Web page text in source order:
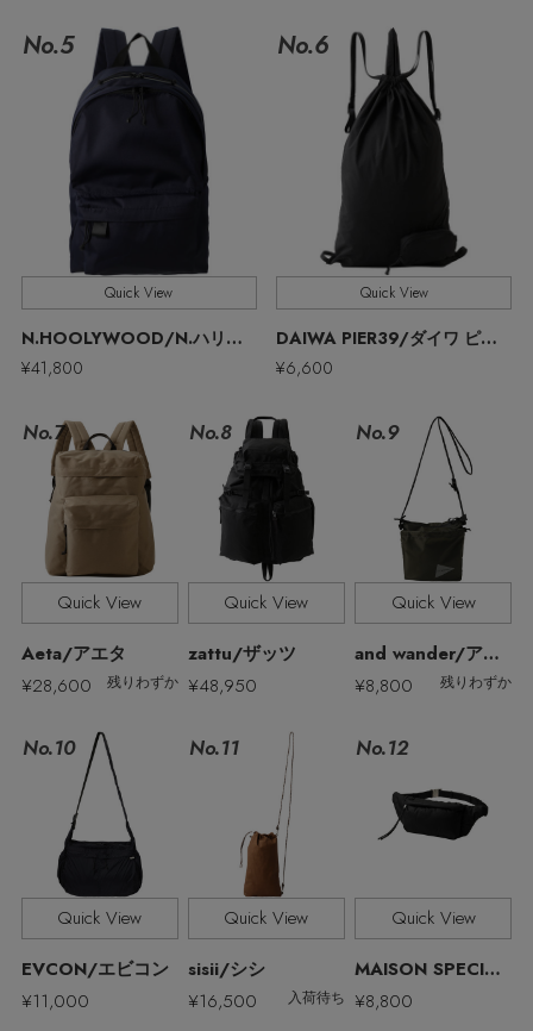
コート
ルームウェア
ボディバッグ・ウェストポーチ
クラッチバッグ
ボストンバッグ
スーツケース
スマートフォンケース・タブレットケース
アイウェア
ベルト
グローブ
レッグウェア
ポーチ
チャーム・ストラップ
その他(傘・ハンカチ・時計など)
バングル・ブレスレット
リング
コサージュ・ブローチ
アンクレット
チャーム
ウェア
シューズ
バッグ・小物
水着・スイムウェア
CONTENTS
特集一覧
NEW IN BRAND
BRAND NEWS
HOT STYLE
メルマガ PICKUP
No.5
Quick View
N.HOOLYWOOD/N.ハリウッド
¥41,800
No.6
Quick View
DAIWA PIER39/ダイワ ピア39
¥6,600
No.7
Quick View
Aeta/アエタ
¥28,600
残りわずか
No.8
Quick View
zattu/ザッツ
¥48,950
No.9
Quick View
and wander/アンドワンダー
¥8,800
残りわずか
No.10
Quick View
EVCON/エビコン
¥11,000
No.11
Quick View
sisii/シシ
¥16,500
入荷待ち
No.12
Quick View
MAISON SPECIAL/メゾンスペシャル
¥8,800